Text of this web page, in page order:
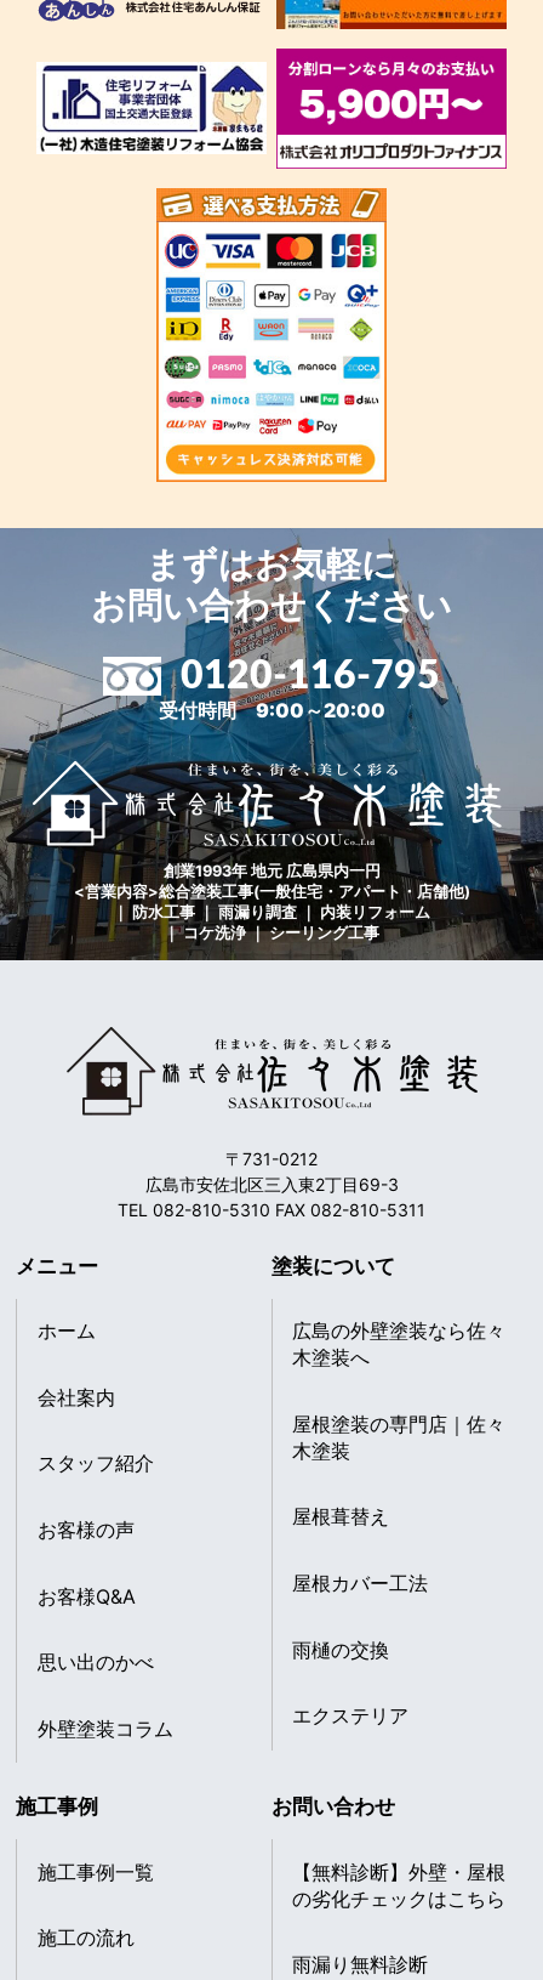
まずはお気軽に
お問い合わせください
0120-116-795
受付時間 9:00～20:00
創業1993年 地元 広島県内一円
<営業内容>総合塗装工事(一般住宅・アパート・店舗他)
｜ 防水工事 ｜ 雨漏り調査 ｜ 内装リフォーム
｜ コケ洗浄 ｜ シーリング工事
〒731-0212
広島市安佐北区三入東2丁目69-3
TEL 082-810-5310 FAX 082-810-5311
メニュー
ホーム
会社案内
スタッフ紹介
お客様の声
お客様Q&A
思い出のかべ
外壁塗装コラム
塗装について
広島の外壁塗装なら佐々
木塗装へ
屋根塗装の専門店｜佐々
木塗装
屋根葺替え
屋根カバー工法
雨樋の交換
エクステリア
施工事例
施工事例一覧
施工の流れ
お問い合わせ
【無料診断】外壁・屋根
の劣化チェックはこちら
雨漏り無料診断